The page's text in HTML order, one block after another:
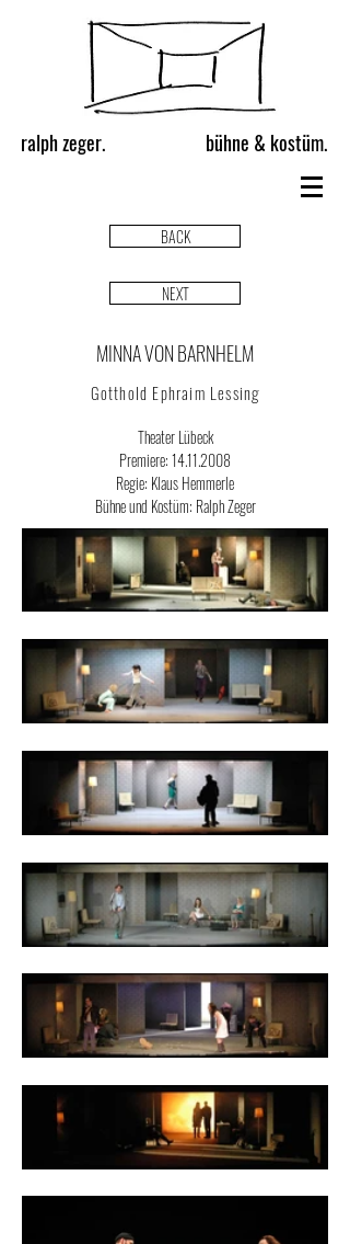
ralph zeger. bühne & kostüm.
Gotthold Ephraim Lessing
Theater Lübeck
Premiere:14.11.2008
Regie: Klaus Hemmerle
Bühne und Kostüm: Ralph Zeger
MINNA VON BARNHELM
BACK
NEXT